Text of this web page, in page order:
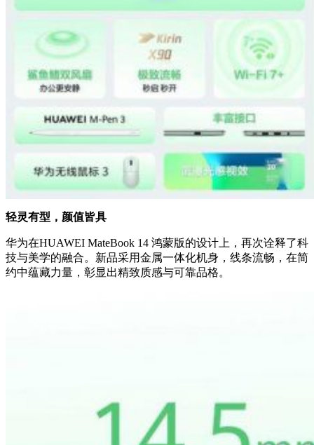
轻灵有型，颜值皆具
华为在HUAWEI MateBook 14 鸿蒙版的设计上，再次诠释了科
技与美学的融合。新品采用金属一体化机身，线条流畅，在简
约中蕴藏力量，彰显出精致质感与可靠品格。